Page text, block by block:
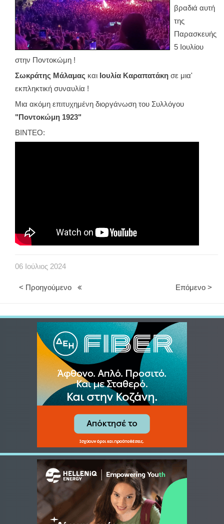
βραδιά αυτή
της
Παρασκευής
5 Ιουλίου
στην Ποντοκώμη !
Σωκράτης Μάλαμας και Ιουλία Καραπατάκη σε μια'
εκπληκτική συναυλία !
Μια ακόμη επιτυχημένη διοργάνωση του Συλλόγου
"Ποντοκώμη 1923"
ΒΙΝΤΕΟ:
06 Ιούλιος 2024
< Προηγούμενο Επόμενο >